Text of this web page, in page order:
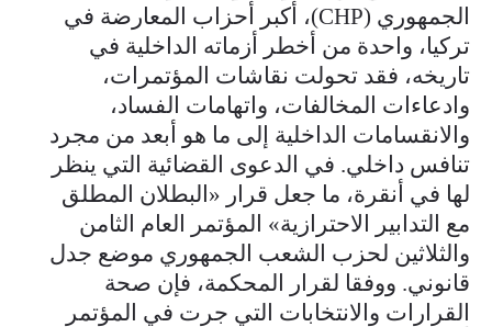
الجمهوري (CHP)، أكبر أحزاب المعارضة في
تركيا، واحدة من أخطر أزماته الداخلية في
تاريخه، فقد تحولت نقاشات المؤتمرات،
وادعاءات المخالفات، واتهامات الفساد،
والانقسامات الداخلية إلى ما هو أبعد من مجرد
تنافس داخلي. في الدعوى القضائية التي ينظر
لها في أنقرة، ما جعل قرار «البطلان المطلق
مع التدابير الاحترازية» المؤتمر العام الثامن
والثلاثين لحزب الشعب الجمهوري موضع جدل
قانوني. ووفقا لقرار المحكمة، فإن صحة
القرارات والانتخابات التي جرت في المؤتمر